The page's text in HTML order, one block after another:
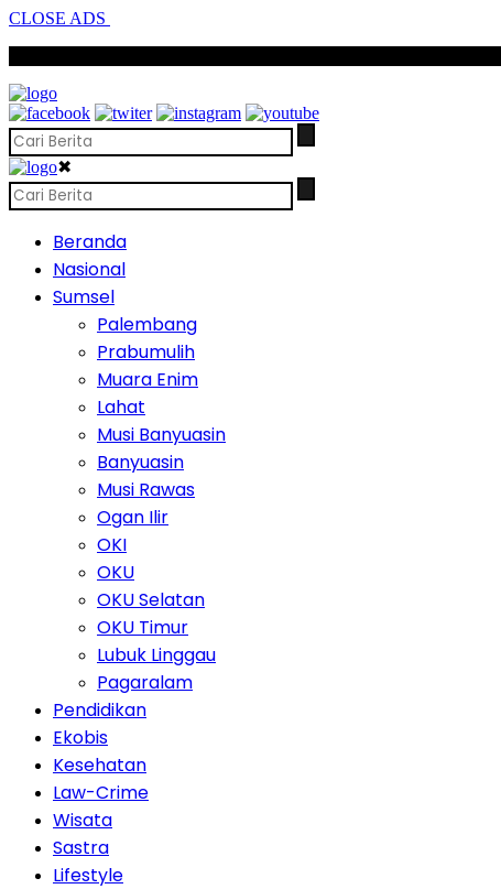
CLOSE ADS
✖
Beranda
Nasional
Sumsel
Palembang
Prabumulih
Muara Enim
Lahat
Musi Banyuasin
Banyuasin
Musi Rawas
Ogan Ilir
OKI
OKU
OKU Selatan
OKU Timur
Lubuk Linggau
Pagaralam
Pendidikan
Ekobis
Kesehatan
Law-Crime
Wisata
Sastra
Lifestyle